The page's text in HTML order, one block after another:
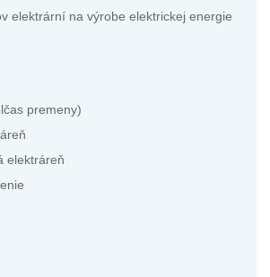
elektrární na výrobe elektrickej energie
premeny)
elektráreň